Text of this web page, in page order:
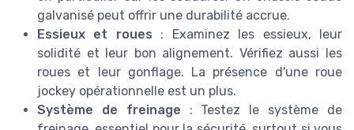
galvanisé peut offrir une durabilité accrue.
Essieux et roues : Examinez les essieux, leur
solidité et leur bon alignement. Vérifiez aussi les
roues et leur gonflage. La présence d'une roue
jockey opérationnelle est un plus.
Système de freinage : Testez le système de